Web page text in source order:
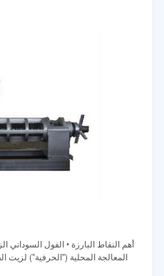
أهم النقاط البارزة • الفول
المعالجة المحلية ("الحرفية") لزيت